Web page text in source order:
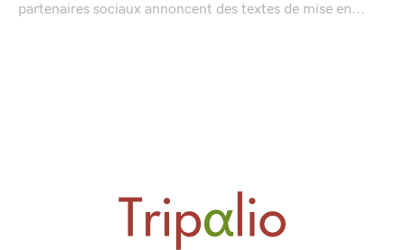
partenaires sociaux annoncent des textes de mise en...